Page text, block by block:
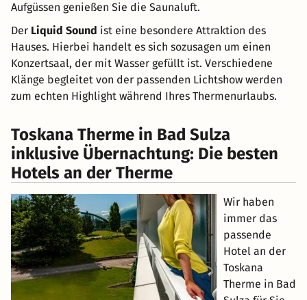
Aufgüssen genießen Sie die Saunaluft.
Der Liquid Sound ist eine besondere Attraktion des
Hauses. Hierbei handelt es sich sozusagen um einen
Konzertsaal, der mit Wasser gefüllt ist. Verschiedene
Klänge begleitet von der passenden Lichtshow werden
zum echten Highlight während Ihres Thermenurlaubs.
Toskana Therme in Bad Sulza
inklusive Übernachtung: Die besten
Hotels an der Therme
Wir haben
immer das
passende
Hotel an der
Toskana
Therme in Bad